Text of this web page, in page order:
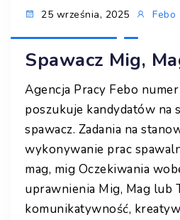
25 września, 2025 Febo
Spawacz Mig,
Agencja Pracy Febo
poszukuje kandydatów na
spawacz. Zadania na
wykonywanie prac
mag, mig Oczekiwania
uprawnienia Mig, Mag lub
komunikatywność,